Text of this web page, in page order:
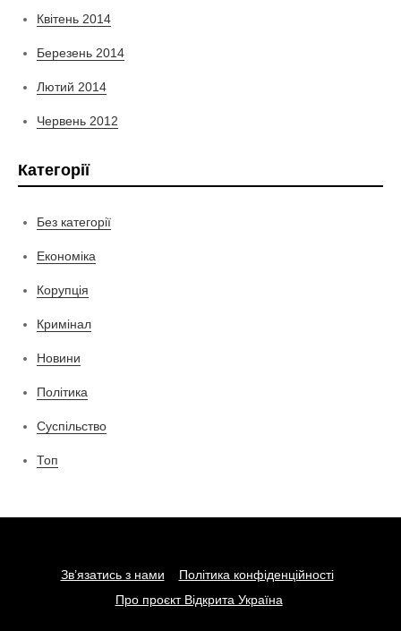
Квітень 2014
Березень 2014
Лютий 2014
Червень 2012
Категорії
Без категорії
Економіка
Корупція
Кримінал
Новини
Політика
Суспільство
Топ
Зв’язатись з нами
Політика конфіденційності
Про проєкт Відкрита Україна